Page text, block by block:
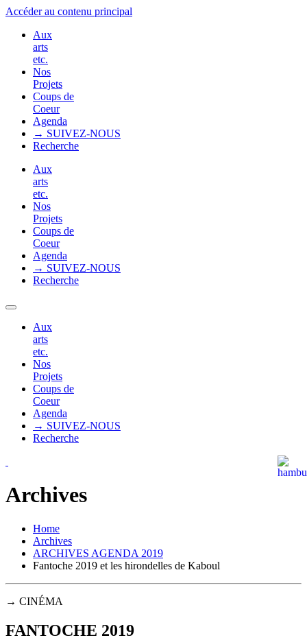
Accéder au contenu principal
Aux
arts
etc.
Nos
Projets
Coups de
Coeur
Agenda
→ SUIVEZ-NOUS
Recherche
Aux
arts
etc.
Nos
Projets
Coups de
Coeur
Agenda
→ SUIVEZ-NOUS
Recherche
Aux
arts
etc.
Nos
Projets
Coups de
Coeur
Agenda
→ SUIVEZ-NOUS
Recherche
Archives
Home
Archives
ARCHIVES AGENDA 2019
Fantoche 2019 et les hirondelles de Kaboul
→ CINÉMA
FANTOCHE 2019